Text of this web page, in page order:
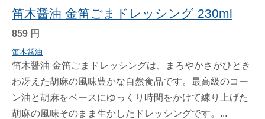
笛木醤油 金笛ごまドレッシング 230ml
859 円
笛木醤油
笛木醤油 金笛ごまドレッシングは、まろやかさがひとき
わ冴えた胡麻の風味豊かな自然食品です。最高級のコー
ン油と胡麻をベースにゆっくり時間をかけて練り上げた
胡麻の風味そのまま生かしたドレッシングです。...